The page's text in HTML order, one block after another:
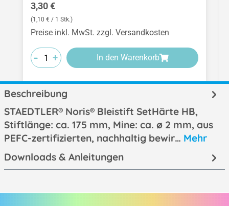
Regulärer Preis:
3,30 €
(1,10 € / 1 Stk.)
Preise inkl. MwSt. zzgl. Versandkosten
-
-
- +
+
+ In den Warenkorb
Beschreibung
STAEDTLER® Noris® Bleistift SetHärte HB,
Stiftlänge: ca. 175 mm, Mine: ca. ø 2 mm, aus
PEFC-zertifizierten, nachhaltig bewir… Mehr
Downloads & Anleitungen